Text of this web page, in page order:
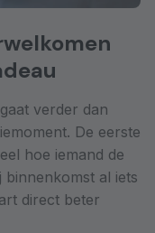
verder dan
De eerste
hoe iemand de
al iets
direct beter